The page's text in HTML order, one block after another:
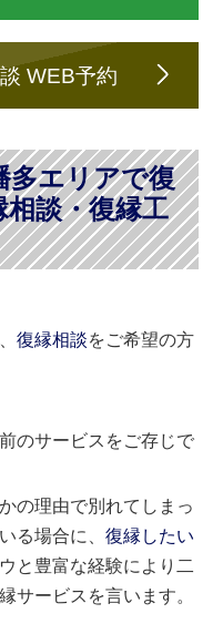
WEB予約
多エリアで復
談・復縁工
、復縁相談をご希望の方
のサービスをご存じで
の理由で別れてしまっ
る場合に、復縁したい
と豊富な経験により二
サービスを言います。